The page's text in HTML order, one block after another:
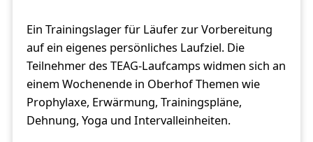
Ein Trainingslager für Läufer zur Vorbereitung
auf ein eigenes persönliches Laufziel. Die
Teilnehmer des TEAG-Laufcamps widmen sich an
einem Wochenende in Oberhof Themen wie
Prophylaxe, Erwärmung, Trainingspläne,
Dehnung, Yoga und Intervalleinheiten.